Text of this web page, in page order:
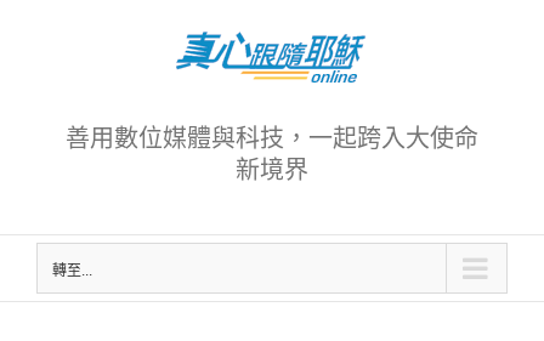
善用數位媒體與科技，一起跨入大使命
新境界
轉至...